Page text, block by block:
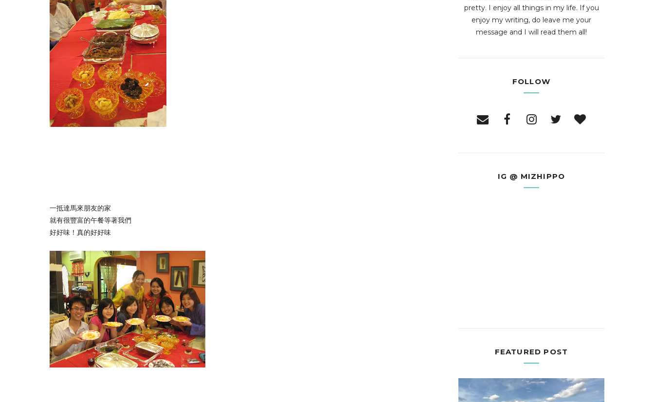
一抵達馬來朋友的家
就有很豐富的午餐等著我們
好好味！真的好好味
pretty. I enjoy all things in my life. If you
enjoy my writing, do leave me your
message and I will read them all!
FOLLOW
IG @ MIZHIPPO
FEATURED POST